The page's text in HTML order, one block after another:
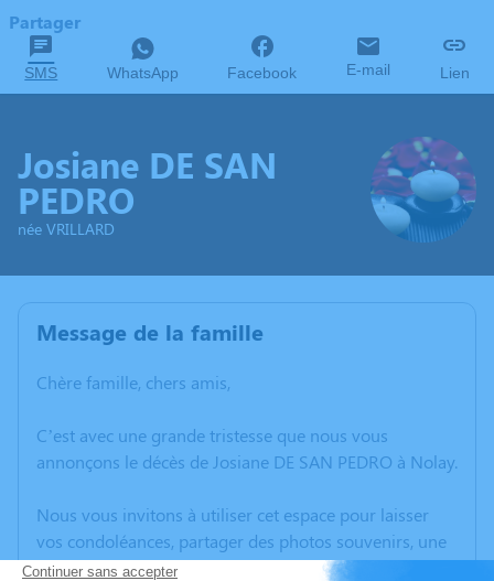
Partager
SMS WhatsApp Facebook E-mail Lien
Josiane DE SAN
PEDRO
née VRILLARD
Message de la famille
Chère famille, chers amis,
C’est avec une grande tristesse que nous vous
annonçons le décès de Josiane DE SAN PEDRO à Nolay.
Nous vous invitons à utiliser cet espace pour laisser
vos condoléances, partager des photos souvenirs, une
anecdote ou exprimer vos pensées à travers des